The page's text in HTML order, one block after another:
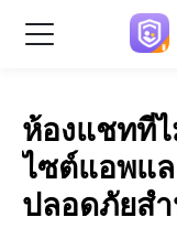
ห้องแชทที่
ไซต์แอพแ
ปลอดภัยส